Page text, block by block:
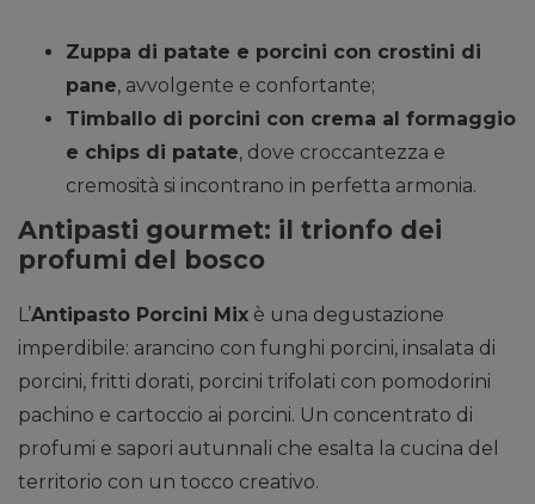
Zuppa di patate e porcini con crostini di
pane, avvolgente e confortante;
Timballo di porcini con crema al formaggio
e chips di patate, dove croccantezza e
cremosità si incontrano in perfetta armonia.
Antipasti gourmet: il trionfo dei
profumi del bosco
L’Antipasto Porcini Mix è una degustazione
imperdibile: arancino con funghi porcini, insalata di
porcini, fritti dorati, porcini trifolati con pomodorini
pachino e cartoccio ai porcini. Un concentrato di
profumi e sapori autunnali che esalta la cucina del
territorio con un tocco creativo.